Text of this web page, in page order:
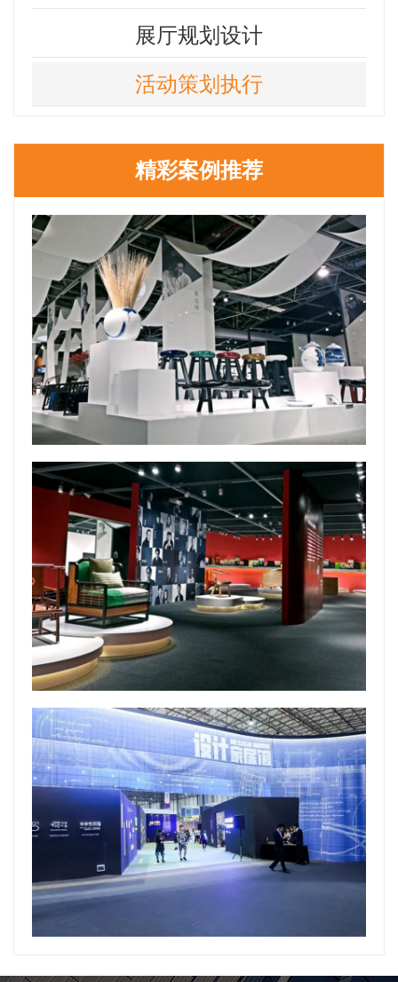
展厅规划设计
活动策划执行
精彩案例推荐